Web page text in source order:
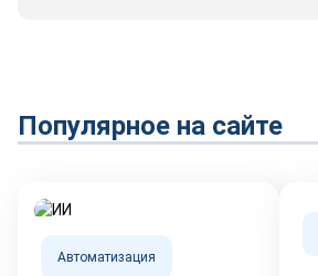
Популярное на сайте
Автоматизация